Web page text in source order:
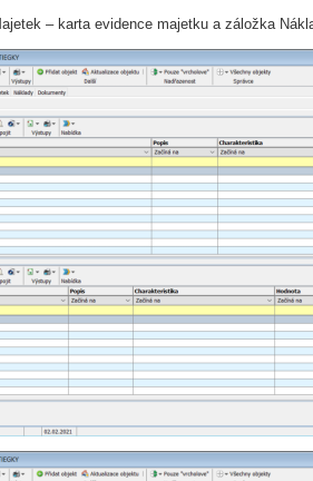
– karta evidence majetku a záložka